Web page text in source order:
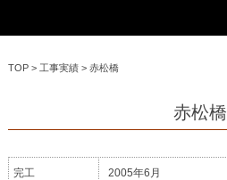
TOP> 工事実績> 赤松橋
赤松橋
完工 2005年6月